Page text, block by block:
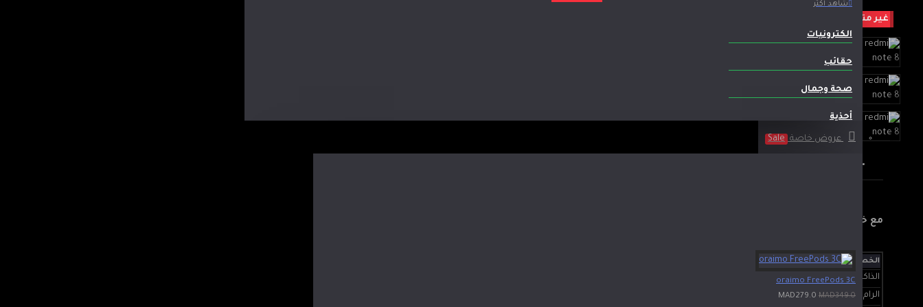
شاهد أكثر
الكترونيات
حقائب
صحة وجمال
أحذية
عروض خاصة Sale
oraimo FreePods 3C
MAD279.0 MAD349.0
غير متوفر
مع خيار غير متوقع على الإطلاق ،
تتوفر Xiaomi Redmi Note 8 عن معالج MediaTek Helio G90T.
الخصائص التقنية
الذاكرة
64 جيجابايت
الرام
4جيجابايت